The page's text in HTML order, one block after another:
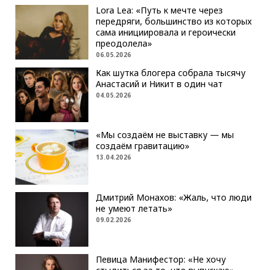
Lora Lea: «Путь к мечте через
передряги, большинство из которых
сама инициировала и героически
преодолела»
06.05.2026
Как шутка блогера собрала тысячу
Анастасий и Никит в один чат
04.05.2026
«Мы создаём не выставку — мы
создаём гравитацию»
13.04.2026
Дмитрий Монахов: «Жаль, что люди
не умеют летать»
09.02.2026
Певица Манифестор: «Не хочу